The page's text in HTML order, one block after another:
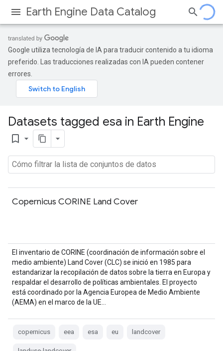
Earth Engine Data Catalog
Google utiliza tecnología de IA para traducir contenido a tu idioma
preferido. Las traducciones realizadas con IA pueden contener
errores.
Datasets tagged esa in Earth Engine
bookmark_border
Copernicus CORINE Land Cover
El inventario de CORINE (coordinación de información sobre el
medio ambiente) Land Cover (CLC) se inició en 1985 para
estandarizar la recopilación de datos sobre la tierra en Europa y
respaldar el desarrollo de políticas ambientales. El proyecto
está coordinado por la Agencia Europea de Medio Ambiente
(AEMA) en el marco de la UE…
copernicus eea esa eu landcover